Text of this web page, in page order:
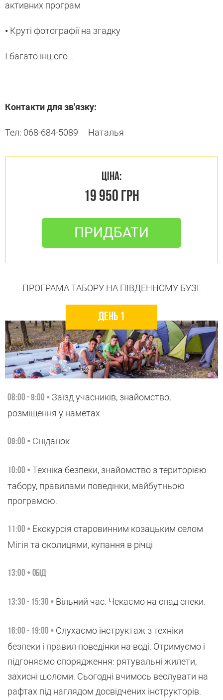
активних програм
• Круті фотографії на згадку
І багато іншого...
Контакти для зв'язку:
Тел: 068-684-5089 Наталья
ЦІНА:
19 950 ГРН
ПРИДБАТИ
ПРОГРАМА ТАБОРУ НА ПІВДЕННОМУ БУЗІ:
День 1
08:00 - 9:00 • Заїзд учасників, знайомство,
розміщення у наметах
09:00 • Сніданок
10:00 • Техніка безпеки, знайомство з територією
табору, правилами поведінки, майбутньою
програмою.
11:00 • Екскурсія старовинним козацьким селом
Мігія та околицями, купання в річці
13:00 • Обід
13:30 - 15:30 • Вільний час. Чекаємо на спад спеки.
16:00 - 19:00 • Слухаємо інструктаж з техніки
безпеки і правил поведінки на воді. Отримуємо і
підгоняємо спорядження: рятувальні жилети,
захисні шоломи. Сьогодні вчимось веслувати на
рафтах під наглядом досвідчених інструкторів.